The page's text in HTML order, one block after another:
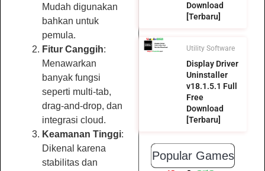
Mudah digunakan
bahkan untuk
pemula.
Fitur Canggih:
Menawarkan
banyak fungsi
seperti multi-tab,
drag-and-drop, dan
integrasi cloud.
Keamanan Tinggi:
Dikenal karena
stabilitas dan
Download
[Terbaru]
Utility Software
Display Driver
Uninstaller
v18.1.5.1 Full
Free
Download
[Terbaru]
Popular Games